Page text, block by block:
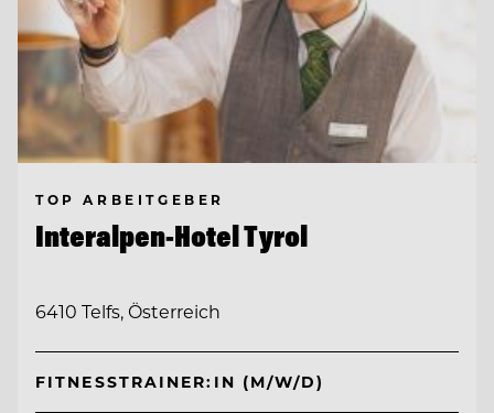
TOP ARBEITGEBER
Interalpen-Hotel Tyrol
6410 Telfs, Österreich
FITNESSTRAINER:IN (M/W/D)